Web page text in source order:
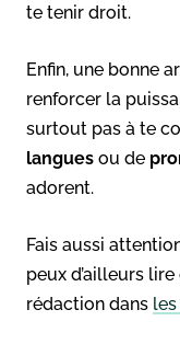
te tenir droit.
Enfin, une bonne
renforcer la
surtout pas à te
langues ou de
adorent.
Fais aussi
peux d’ailleurs
rédaction dans